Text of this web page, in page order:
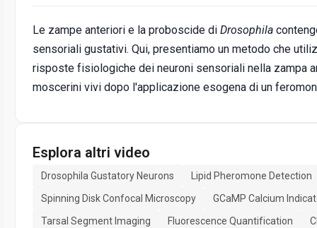
Le zampe anteriori e la proboscide di Drosophila
sensoriali gustativi. Qui, presentiamo un metodo che
risposte fisiologiche dei neuroni sensoriali nella zampa
moscerini vivi dopo l'applicazione esogena di un
Esplora altri video
Drosophila Gustatory Neurons
Lipid Pheromone Detection
Spinning Disk Confocal Microscopy
GCaMP Calcium
Tarsal Segment Imaging
Fluorescence Quantification